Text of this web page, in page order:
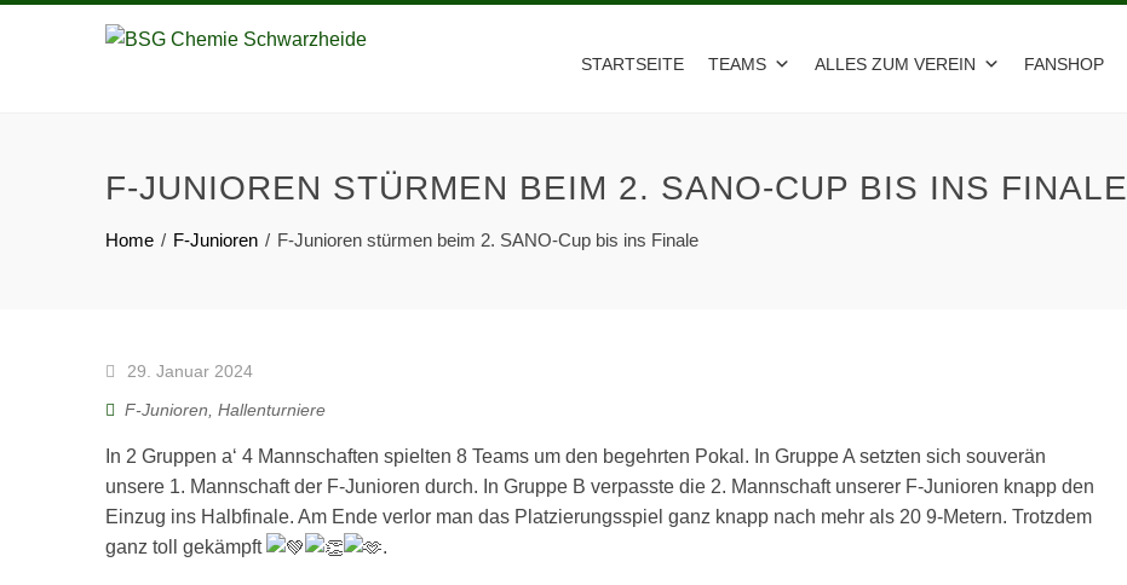
STARTSEITE TEAMS ALLES ZUM VEREIN FANSHOP
F-JUNIOREN STÜRMEN BEIM 2. SANO-CUP BIS INS FINALE
Home F-Junioren F-Junioren stürmen beim 2. SANO-Cup bis ins Finale
29. Januar 2024
F-Junioren Hallenturniere
In 2 Gruppen a‘ 4 Mannschaften spielten 8 Teams um den begehrten Pokal. In Gruppe A setzten sich souverän
unsere 1. Mannschaft der F-Junioren durch. In Gruppe B verpasste die 2. Mannschaft unserer F-Junioren knapp den
Einzug ins Halbfinale. Am Ende verlor man das Platzierungsspiel ganz knapp nach mehr als 20 9-Metern. Trotzdem
ganz toll gekämpft
.